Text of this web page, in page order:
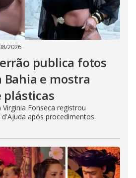
2026
publica fotos
Bahia e mostra
plásticas
Fonseca registrou
após procedimentos